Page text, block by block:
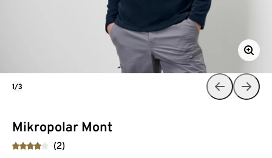
Mikropolar Mont
(2)
1/3